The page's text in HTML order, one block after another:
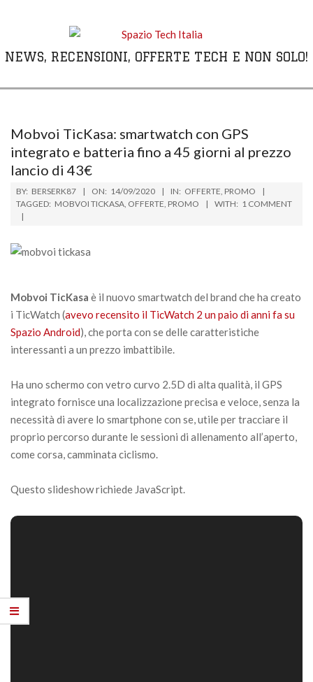
NEWS, RECENSIONI, OFFERTE TECH E NON SOLO!
MenuMobvoi TicKasa: smartwatch con GPS
integrato e batteria fino a 45 giorni al prezzo
lancio di 43€
BY: BERSERK87 ON: 14/09/2020 IN: OFFERTE PROMO
TAGGED: MOBVOI TICKASA OFFERTE PROMO WITH: 1 COMMENT
Mobvoi TicKasa è il nuovo smartwatch del brand che ha creato
i TicWatch (avevo recensito il TicWatch 2 un paio di anni fa su
Spazio Android), che porta con se delle caratteristiche
interessanti a un prezzo imbattibile.
Ha uno schermo con vetro curvo 2.5D di alta qualità, il GPS
integrato fornisce una localizzazione precisa e veloce, senza la
necessità di avere lo smartphone con se, utile per tracciare il
proprio percorso durante le sessioni di allenamento all’aperto,
come corsa, camminata ciclismo.
Questo slideshow richiede JavaScript.